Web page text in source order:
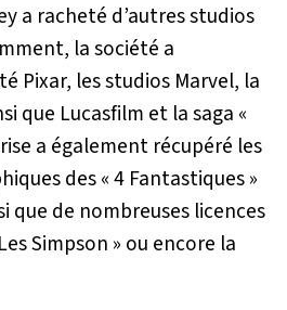
a racheté d’autres studios
la société a
Pixar, les studios Marvel, la
que Lucasfilm et la saga «
a également récupéré les
des « 4 Fantastiques »
que de nombreuses licences
Simpson » ou encore la